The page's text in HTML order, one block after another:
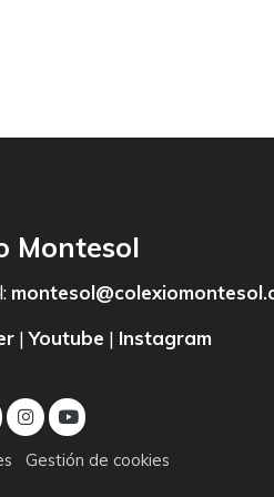
Montesol
|Youtube | Instagram
Gestión de cookies